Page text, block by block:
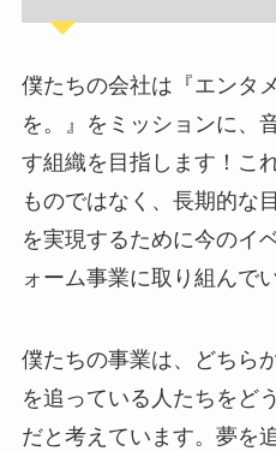
僕たちの会社は『エンタ
を。』をミッションに、
す組織を目指します！こ
ものではなく、長期的な
を実現するために今のイ
ォーム事業に取り組んで
僕たちの事業は、どちら
を追っている人たちをど
だと考えています。夢を